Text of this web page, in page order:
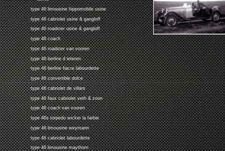
type 46 limousine hippomobile usine
type 46 cabriolet usine & gangloff
type 46 roadster usine & gangloff
type 46 coach
type 46 roadster van vooren
type 46 berline d ieteren
type 46 berline fiacre labourdette
type 46 convertible dolce
type 46 cabriolet de villars
type 46 faux cabriolet veth & zoon
type 46 coach van vooren
type 46s torpedo wicker la farbie
type 46 limousine weymann
type 46 cabriolet labourdette
type 46 limousine maythorn